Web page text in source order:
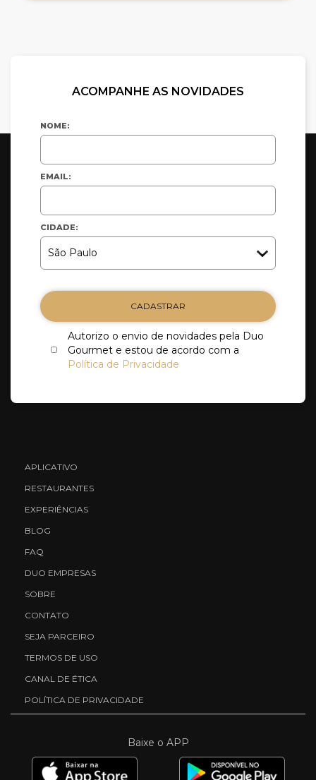
ACOMPANHE AS NOVIDADES
NOME:
EMAIL:
CIDADE:
CADASTRAR
Autorizo o envio de novidades pela Duo
Gourmet e estou de acordo com a
Política de Privacidade
APLICATIVO
RESTAURANTES
EXPERIÊNCIAS
BLOG
FAQ
DUO EMPRESAS
SOBRE
CONTATO
SEJA PARCEIRO
TERMOS DE USO
CANAL DE ÉTICA
POLÍTICA DE PRIVACIDADE
Baixe o APP